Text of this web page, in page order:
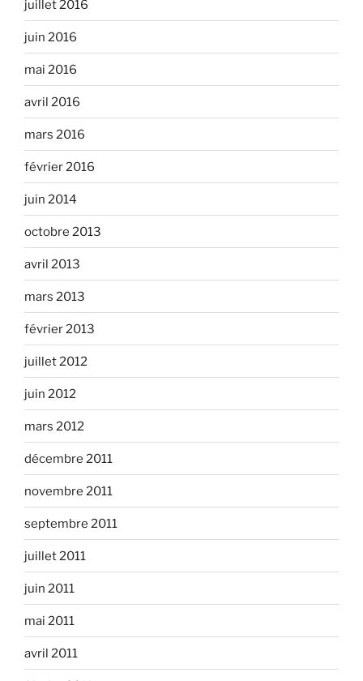
juillet 2016
juin 2016
mai 2016
avril 2016
mars 2016
février 2016
juin 2014
octobre 2013
avril 2013
mars 2013
février 2013
juillet 2012
juin 2012
mars 2012
décembre 2011
novembre 2011
septembre 2011
juillet 2011
juin 2011
mai 2011
avril 2011